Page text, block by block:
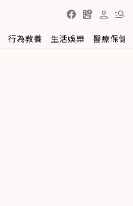
行為教養 生活娛樂 醫療保健